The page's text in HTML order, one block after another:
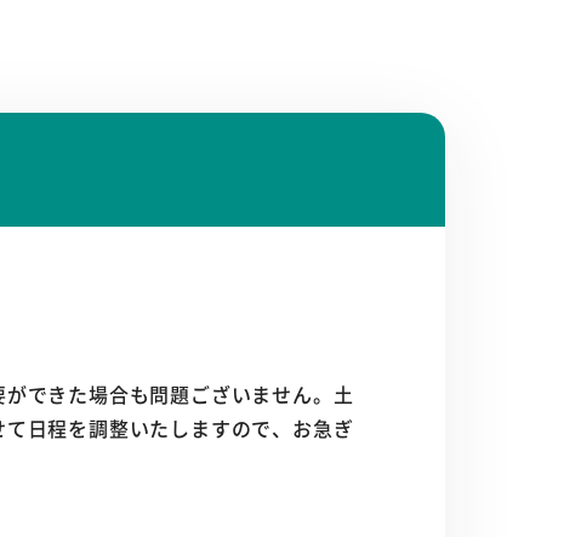
できた場合も問題ございません。土
日程を調整いたしますので、お急ぎ